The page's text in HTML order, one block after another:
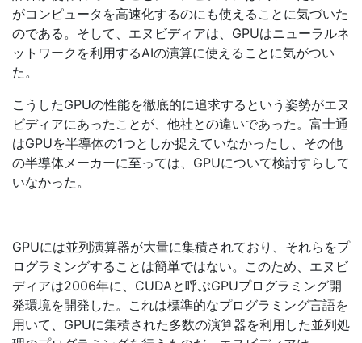
がコンピュータを高速化するのにも使えることに気づいた
のである。そして、エヌビディアは、GPUはニューラルネ
ットワークを利用するAIの演算に使えることに気がつい
た。
こうしたGPUの性能を徹底的に追求するという姿勢がエヌ
ビディアにあったことが、他社との違いであった。富士通
はGPUを半導体の1つとしか捉えていなかったし、その他
の半導体メーカーに至っては、GPUについて検討すらして
いなかった。
GPUには並列演算器が大量に集積されており、それらをプ
ログラミングすることは簡単ではない。このため、エヌビ
ディアは2006年に、CUDAと呼ぶGPUプログラミング開
発環境を開発した。これは標準的なプログラミング言語を
用いて、GPUに集積された多数の演算器を利用した並列処